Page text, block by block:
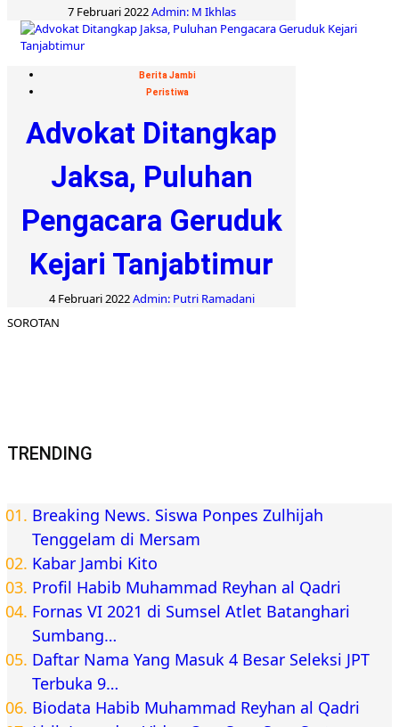
7 Februari 2022Admin: M Ikhlas
Berita Jambi
Peristiwa
Advokat Ditangkap
Jaksa, Puluhan
Pengacara Geruduk
Kejari Tanjabtimur
4 Februari 2022Admin: Putri Ramadani
SOROTAN
TRENDING
Breaking News. Siswa Ponpes Zulhijah
Tenggelam di Mersam
Kabar Jambi Kito
Profil Habib Muhammad Reyhan al Qadri
Fornas VI 2021 di Sumsel Atlet Batanghari
Sumbang…
Daftar Nama Yang Masuk 4 Besar Seleksi JPT
Terbuka 9…
Biodata Habib Muhammad Reyhan al Qadri